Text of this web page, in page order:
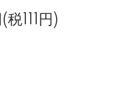
111円)